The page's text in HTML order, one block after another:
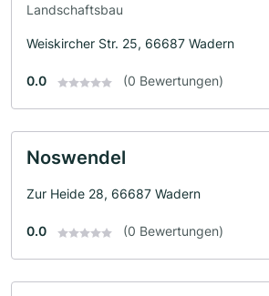
Landschaftsbau
Weiskircher Str. 25, 66687 Wadern
0.0 (0 Bewertungen)
Noswendel
Zur Heide 28, 66687 Wadern
0.0 (0 Bewertungen)